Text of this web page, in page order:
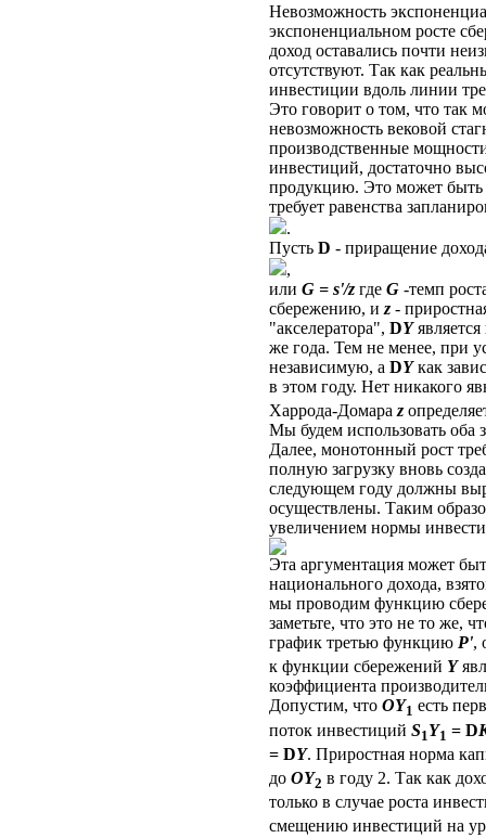
Невозможность
экспоненциальном росте
доход оставались почти
отсутствуют. Так как
инвестиции вдоль линии
Это говорит о том, что так
невозможность вековой
производственные
инвестиций, достаточно
продукцию. Это может быть
требует равенства
.
Пусть D - приращение
,
или G = s'/z где G -темп
сбережению, и z -
"акселератора", DY
же года. Тем не менее, при
независимую, а DYкак
в этом году. Нет никакого
Харрода-Домара z
Мы будем использовать оба
Далее, монотонный рост
полную загрузку вновь
следующем году должны
осуществлены. Таким
увеличением нормы
Эта аргументация может
национального дохода,
мы проводим функцию
заметьте, что это не то же,
график третью функцию Р',
к функции сбережений Y
коэффициента
Допустим, что OY1 есть
поток инвестиций S1 Y1 = D
= DY. Приростная норма
до OY2 в году 2. Так как
только в случае роста
смещению инвестиций на